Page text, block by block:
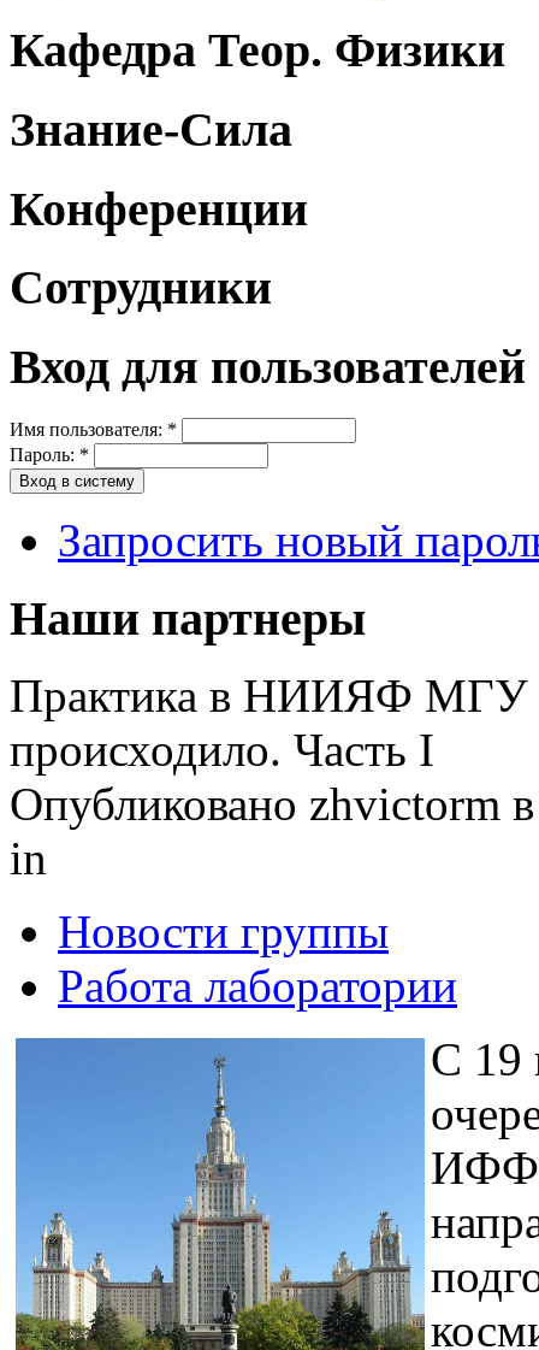
Кафедра Теор. Физики
Знание-Сила
Конференции
Сотрудники
Вход для пользователей
Имя пользователя: *
Пароль: *
Запросить новый
Наши партнеры
Практика в НИИЯФ МГУ
происходило. Часть I
Опубликовано zhvictorm
in
Новости группы
Работа лаборатории
C 19